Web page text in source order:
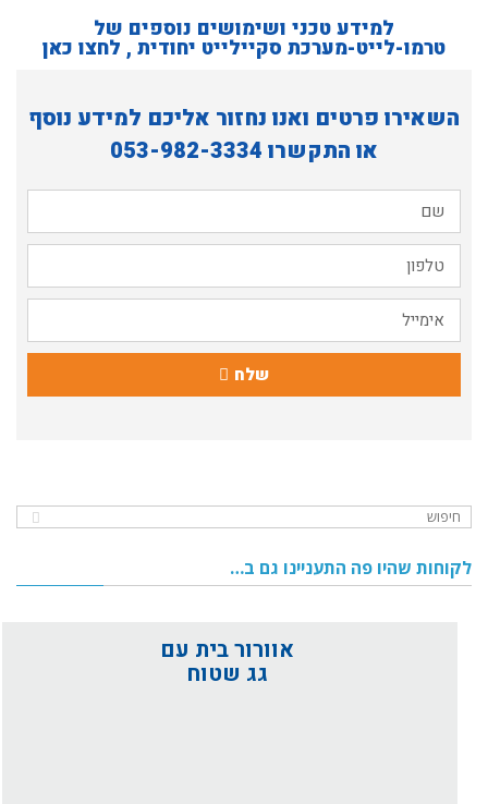
למידע טכני ושימושים נוספים של
טרמו-לייט-מערכת סקיילייט יחודית , לחצו כאן
השאירו פרטים ואנו נחזור אליכם למידע נוסף
או התקשרו 053-982-3334
שלח
לקוחות שהיו פה התעניינו גם ב…
אוורור בית עם
גג שטוח